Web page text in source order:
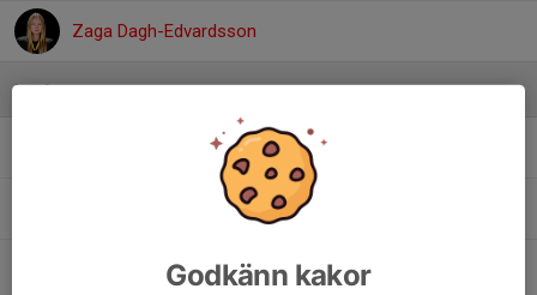
Zaga Dagh-Edvardsson
Ledare
Huvudtränare
Materialare
Sonny SvärdMålvaktstränare
Godkänn kakor